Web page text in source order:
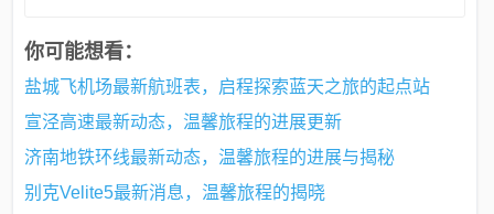
你可能想看：
盐城飞机场最新航班表，启程探索蓝天之旅的起点站
宣泾高速最新动态，温馨旅程的进展更新
济南地铁环线最新动态，温馨旅程的进展与揭秘
别克Velite5最新消息，温馨旅程的揭晓